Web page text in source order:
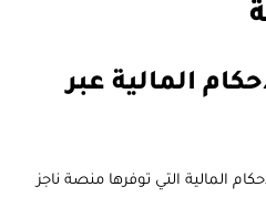
المالية عبر
المالية التي توفرها منصة ناجز